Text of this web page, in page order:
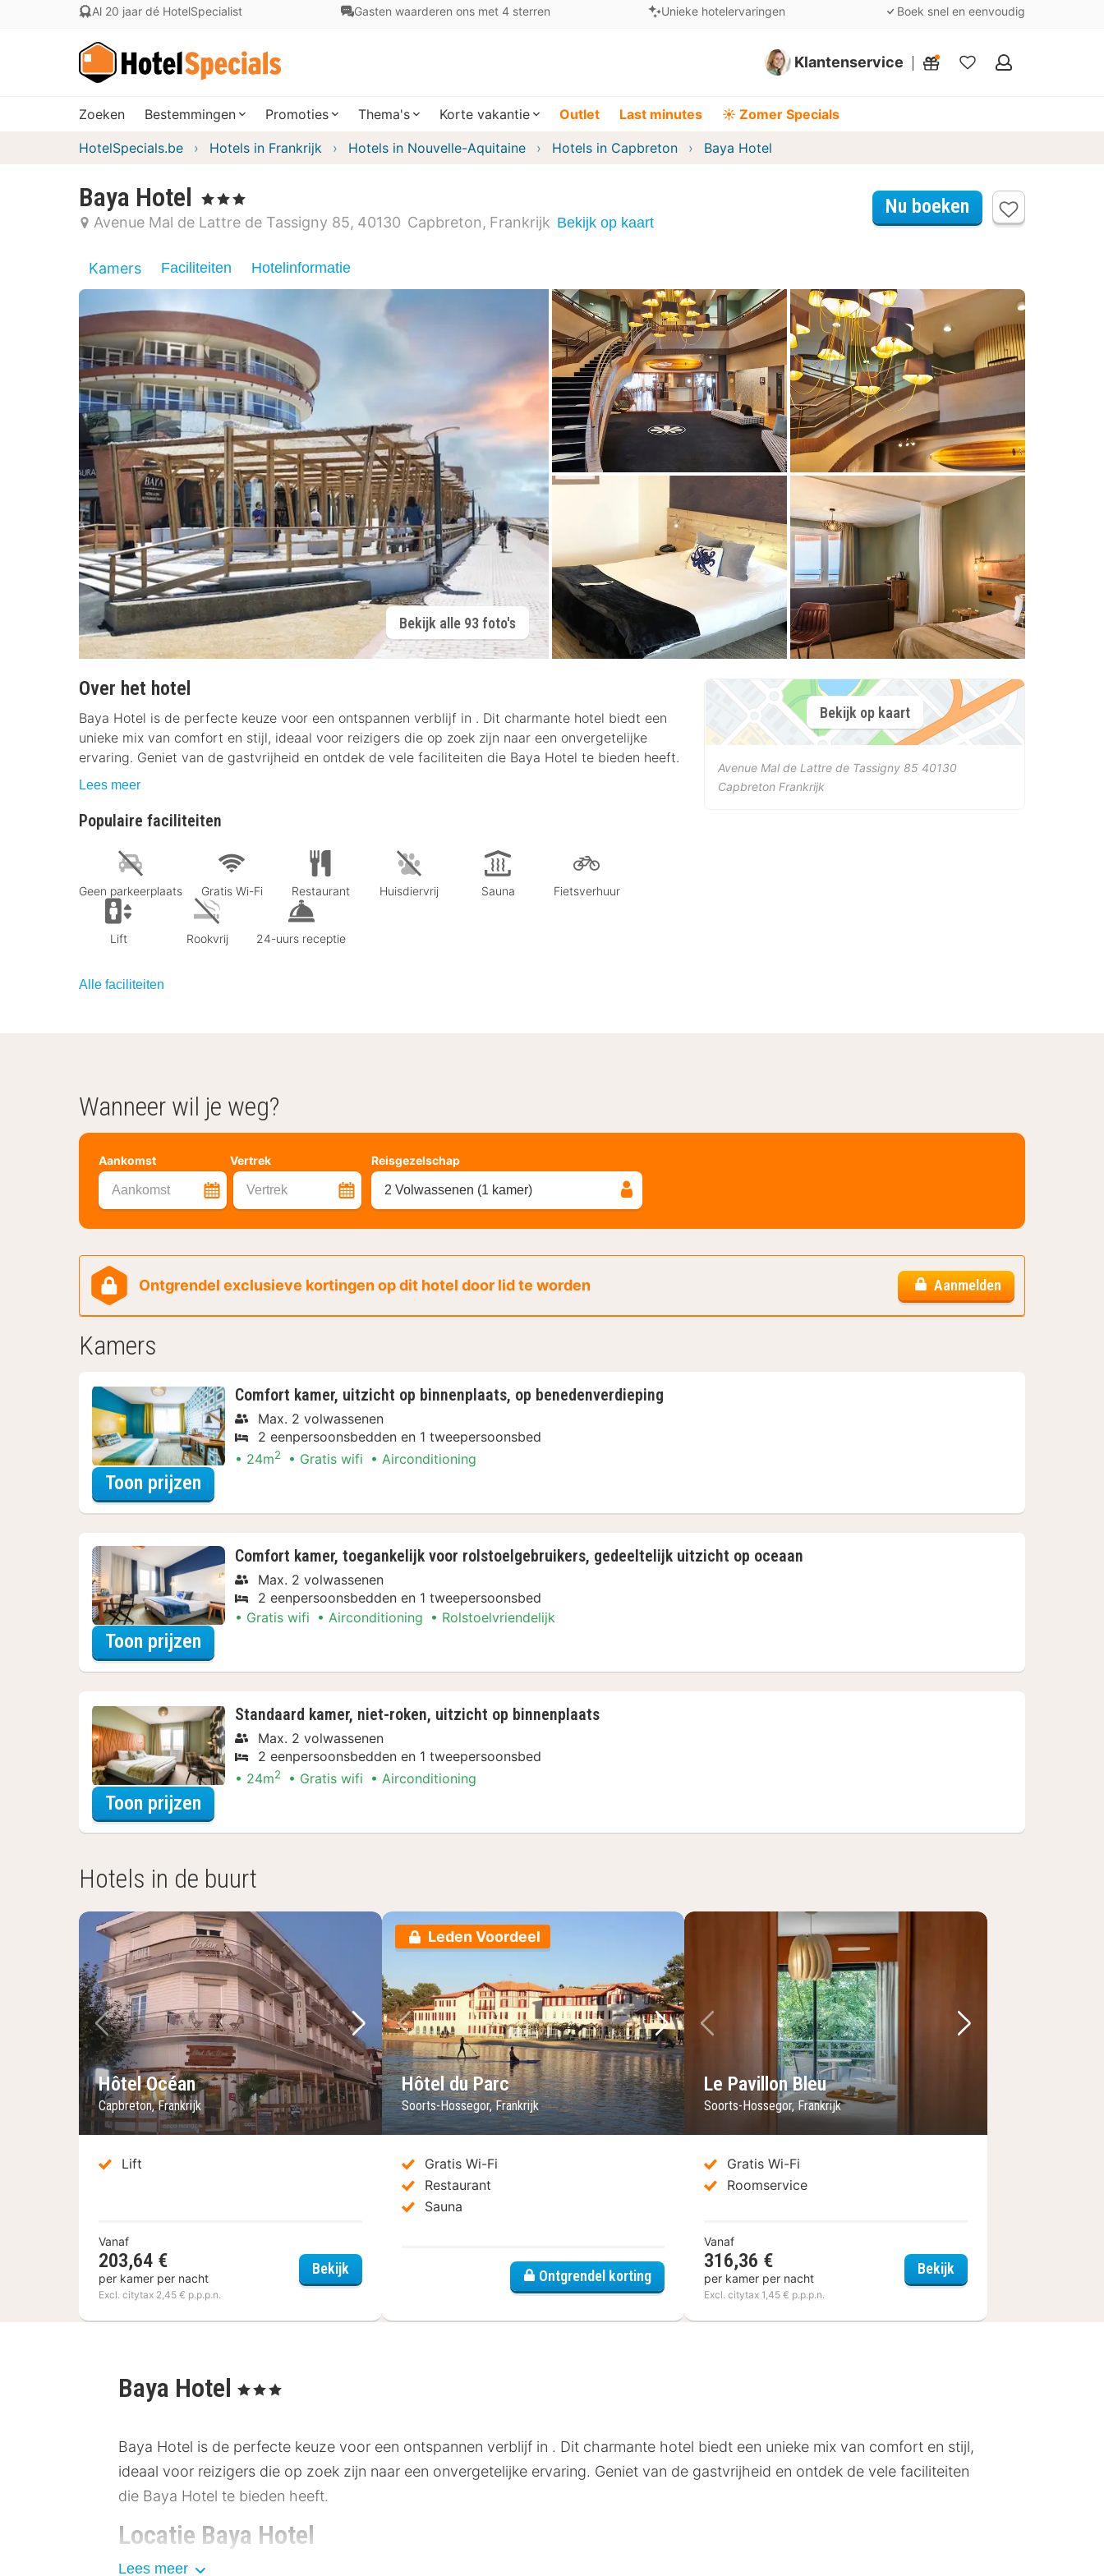
Al 20 jaar dé HotelSpecialist Gasten waarderen ons met 4 sterren Unieke hotelervaringen Boek snel en eenvoudig
Klantenservice
Mijn
Zoeken Bestemmingen Promoties Thema's Korte vakantie Outlet Last minutes ☀️ Zomer Specials
HotelSpecials.be Hotels in Frankrijk Hotels in Nouvelle-Aquitaine Hotels in Capbreton Baya Hotel
Baya Hotel , 3 Sterren
Avenue Mal de Lattre de Tassigny 85 40130 Capbreton Frankrijk Bekijk op kaart
Nu boeken
Kamers Faciliteiten Hotelinformatie
Bekijk alle 93 foto's
Over het hotel
Baya Hotel is de perfecte keuze voor een ontspannen verblijf in . Dit charmante hotel biedt een
unieke mix van comfort en stijl, ideaal voor reizigers die op zoek zijn naar een onvergetelijke
ervaring. Geniet van de gastvrijheid en ontdek de vele faciliteiten die Baya Hotel te bieden heeft.
Lees meer
Populaire faciliteiten
Geen parkeerplaats Gratis Wi-Fi Restaurant Huisdiervrij Sauna Fietsverhuur
Lift Rookvrij 24-uurs receptie
Alle faciliteiten
Bekijk op kaart
Avenue Mal de Lattre de Tassigny 85 40130
Capbreton Frankrijk
Wanneer wil je weg?
Aankomst Vertrek
Aankomst Vertrek
Reisgezelschap
2 Volwassenen (1 kamer)
Ontgrendel exclusieve kortingen op dit hotel door lid te worden Aanmelden
Kamers
Comfort kamer, uitzicht op binnenplaats, op benedenverdieping
Max. 2 volwassenen
2 eenpersoonsbedden en 1 tweepersoonsbed
24m2 Gratis wifi Airconditioning
Toon prijzen
Comfort kamer, toegankelijk voor rolstoelgebruikers, gedeeltelijk uitzicht op oceaan
Max. 2 volwassenen
2 eenpersoonsbedden en 1 tweepersoonsbed
Gratis wifi
Airconditioning Rolstoelvriendelijk
Toon prijzen
Standaard kamer, niet-roken, uitzicht op binnenplaats
Max. 2 volwassenen
2 eenpersoonsbedden en 1 tweepersoonsbed
24m2 Gratis wifi Airconditioning
Toon prijzen
Hotels in de buurt
Vorige foto
Volgende foto
Hôtel Océan
Capbreton, Frankrijk
Lift
Vanaf
203,64 €
per kamer per nacht
Excl. citytax 2,45 € p.p.p.n.
BekijkHôtel Océan
Leden Voordeel
Vorige foto
Volgende foto
Hôtel du Parc
Soorts-Hossegor, Frankrijk
Gratis Wi-Fi
Restaurant
Sauna
Ontgrendel korting
Vorige foto
Volgende foto
Le Pavillon Bleu
Soorts-Hossegor, Frankrijk
Gratis Wi-Fi
Roomservice
Vanaf
316,36 €
per kamer per nacht
Excl. citytax 1,45 € p.p.p.n.
BekijkLe Pavillon Bleu
Baya Hotel , 3 Sterren
Baya Hotel is de perfecte keuze voor een ontspannen verblijf in . Dit charmante hotel biedt een unieke mix van comfort en stijl,
ideaal voor reizigers die op zoek zijn naar een onvergetelijke ervaring. Geniet van de gastvrijheid en ontdek de vele faciliteiten
die Baya Hotel te bieden heeft.
Locatie Baya Hotel
Lees meer